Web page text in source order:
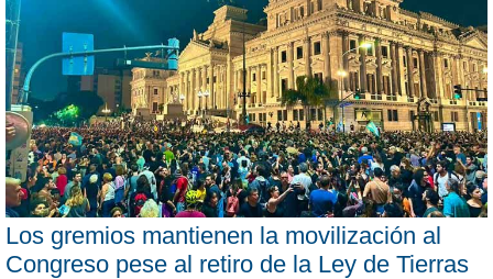
Los gremios mantienen la movilización al
Congreso pese al retiro de la Ley de Tierras